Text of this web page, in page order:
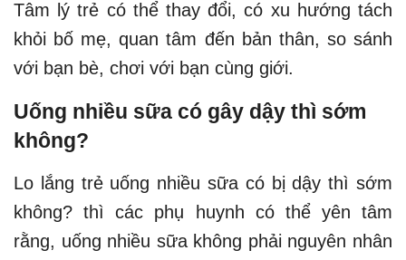
Tâm lý trẻ có thể thay đổi, có xu hướng tách
khỏi bố mẹ, quan tâm đến bản thân, so sánh
với bạn bè, chơi với bạn cùng giới.
Uống nhiều sữa có gây dậy thì sớm
không?
Lo lắng trẻ uống nhiều sữa có bị dậy thì sớm
không? thì các phụ huynh có thể yên tâm
rằng, uống nhiều sữa không phải nguyên nhân